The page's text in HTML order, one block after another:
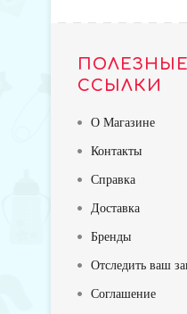
ПОЛЕЗНЫЕ
ССЫЛКИ
О Магазине
Контакты
Справка
Доставка
Бренды
Отследить ваш
Соглашение